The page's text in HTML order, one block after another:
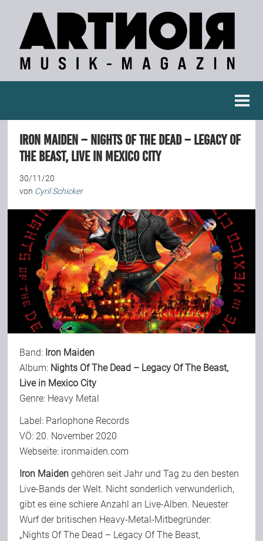
Konzertberichte
Fotoreportagen
Interviews
Weitere Berichte
Bild-Archiv
Rezensionen
Musik
Alles andere
Backstage
Kontakt
Iron Maiden – Nights Of The Dead – Legacy Of
The Beast, Live in Mexico City
30/11/20
von Cyril Schicker
Band: Iron Maiden
Album: Nights Of The Dead – Legacy Of The Beast,
Live in Mexico City
Genre: Heavy Metal
Label: Parlophone Records
VÖ: 20. November 2020
Webseite: ironmaiden.com
Iron Maiden gehören seit Jahr und Tag zu den besten
Live-Bands der Welt. Nicht sonderlich verwunderlich,
gibt es eine schiere Anzahl an Live-Alben. Neuester
Wurf der britischen Heavy-Metal-Mitbegründer:
„Nights Of The Dead – Legacy Of The Beast,